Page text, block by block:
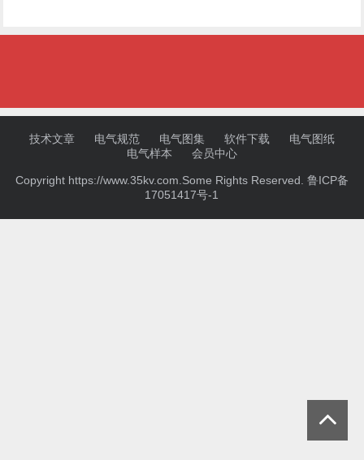
技术文章 电气规范 电气图集 软件下载
电气图纸
电气样本
会员中心
Copyright https://www.35kv.com.Some Rights Reserved. 鲁ICP备
17051417号-1